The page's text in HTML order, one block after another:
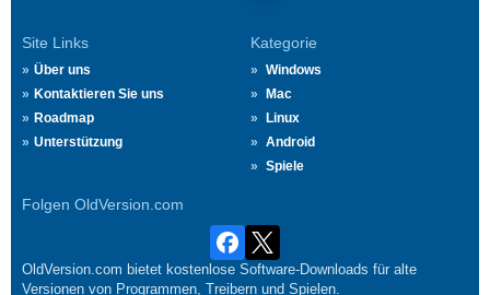
Site Links
Über uns
Kontaktieren Sie uns
Roadmap
Unterstützung
Kategorie
Windows
Mac
Linux
Android
Spiele
Folgen OldVersion.com
OldVersion.com bietet kostenlose Software-Downloads für alte
Versionen von Programmen, Treibern und Spielen.